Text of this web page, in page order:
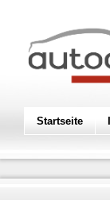
Startseite